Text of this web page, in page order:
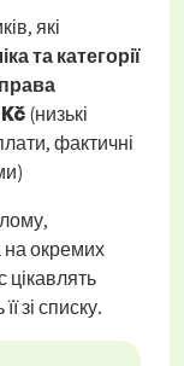
які
та категорії
(низькі
фактичні
на окремих
цікавлять
зі списку.